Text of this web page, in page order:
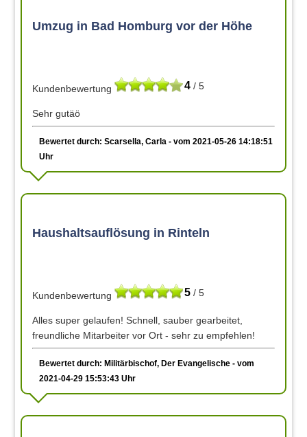
Umzug in Bad Homburg vor der Höhe
4 / 5
Kundenbewertung
Sehr gutäö
Bewertet durch: Scarsella, Carla - vom 2021-05-26 14:18:51
Uhr
Haushaltsauflösung in Rinteln
5 / 5
Kundenbewertung
Alles super gelaufen! Schnell, sauber gearbeitet,
freundliche Mitarbeiter vor Ort - sehr zu empfehlen!
Bewertet durch: Militärbischof, Der Evangelische - vom
2021-04-29 15:53:43 Uhr